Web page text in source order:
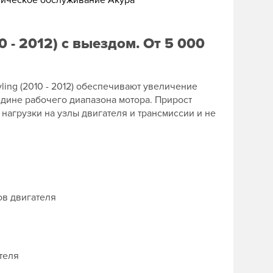
- 2012) с выездом. От 5 000
(2010 - 2012) обеспечивают увеличение
рабочего диапазона мотора. Прирост
на узлы двигателя и трансмиссии и не
двигателя